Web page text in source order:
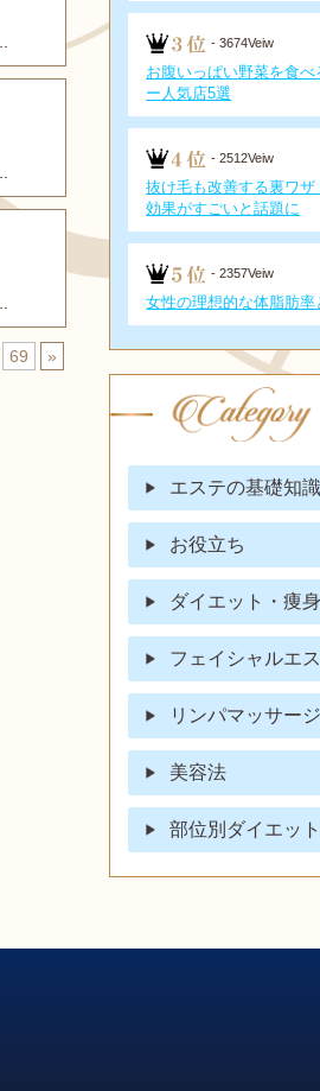
69 »
- 3674Veiw
お腹いっぱい野菜を食
ー人気店5選
- 2512Veiw
抜け毛も改善する裏ワ
効果がすごいと話題に
- 2357Veiw
女性の理想的な体脂肪率
エステの基礎知識
お役立ち
ダイエット・痩
フェイシャルエ
リンパマッサージ
美容法
部位別ダイエット